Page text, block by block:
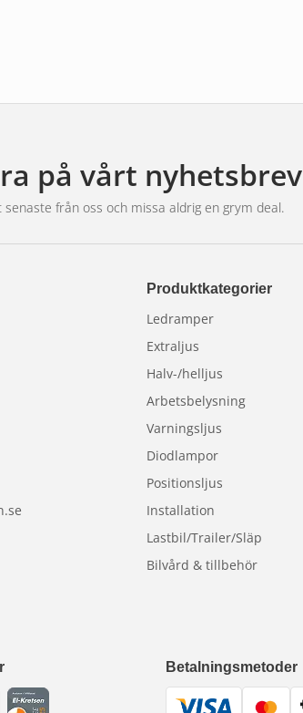
på vårt nyhetsbrev
från oss och missa aldrig en grym deal.
Produktkategorier
Ledramper
Extraljus
Halv-/helljus
Arbetsbelysning
Varningsljus
Diodlampor
Positionsljus
Installation
Lastbil/Trailer/Släp
Bilvård & tillbehör
Betalningsmetoder